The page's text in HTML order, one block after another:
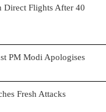
Direct Flights After 40
PM Modi Apologises
Fresh Attacks